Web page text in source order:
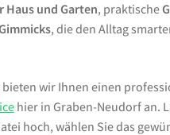
Haus und Garten, praktische
, die den Alltag
bieten wir Ihnen einen
hier in Graben-Neudorf an.
hoch, wählen Sie das